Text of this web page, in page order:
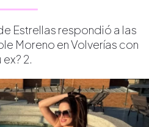
Estrellas respondió a las
Moreno en Volverías con
ex? 2.